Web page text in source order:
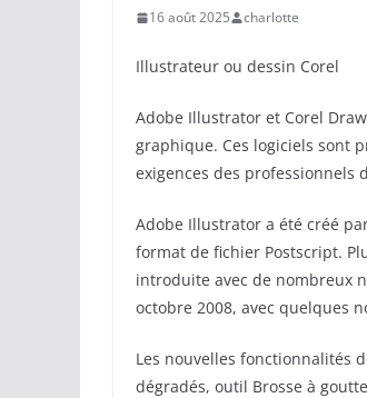
16 août 2025 charlotte
Illustrateur ou dessin Corel
Adobe Illustrator et Corel
graphique. Ces logiciels sont
exigences des professionnels
Adobe Illustrator a été créé
format de fichier Postscript.
introduite avec de nombreux
octobre 2008, avec quelques
Les nouvelles fonctionnalités
dégradés, outil Brosse à